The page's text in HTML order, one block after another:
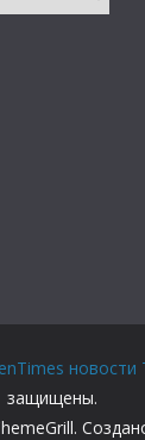
защищены.